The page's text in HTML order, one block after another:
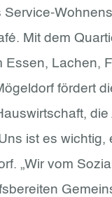
Mit dem
Lachen,
fördert
ist es wichtig,
„Wir vom